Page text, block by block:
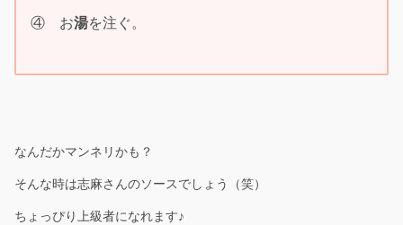
④ お湯を注ぐ。
なんだかマンネリかも？
そんな時は志麻さんのソースでしょう（笑）
ちょっぴり上級者になれます♪